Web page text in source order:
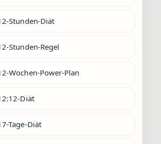
Stunden-Diät
Stunden-Regel
Wochen-Power-Plan
Diät
Tage-Diät